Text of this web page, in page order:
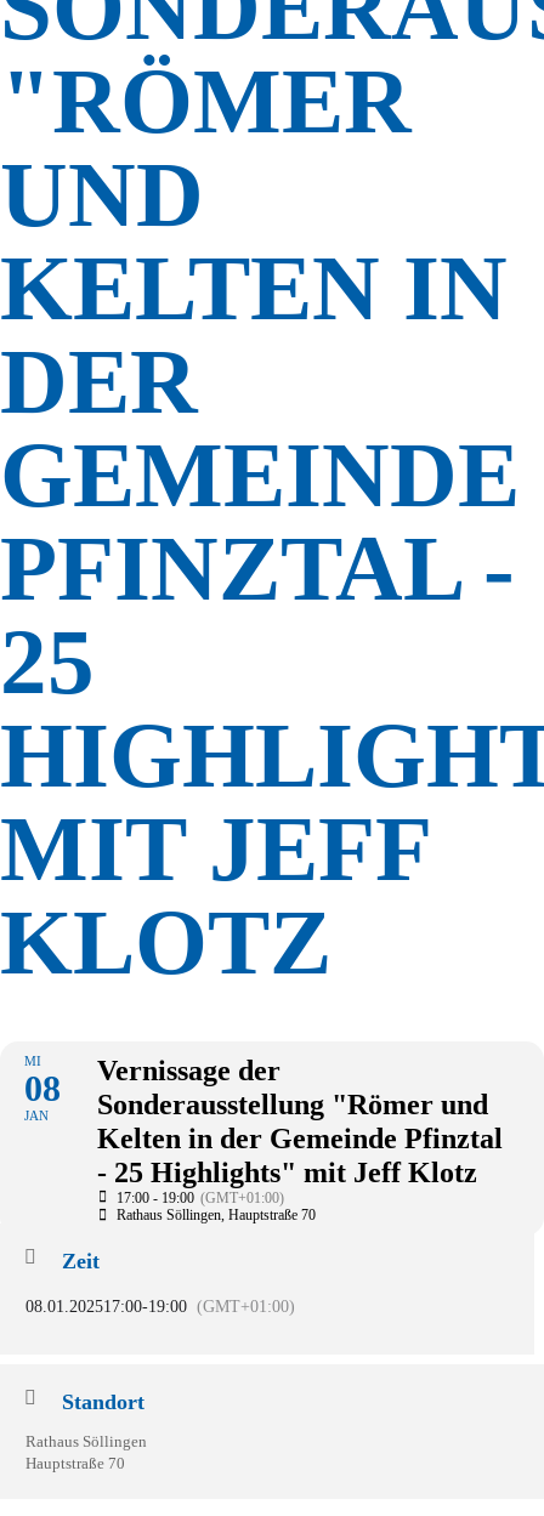
"RÖMER
UND
KELTEN IN
DER
GEMEINDE
PFINZTAL -
25
MIT JEFF
KLOTZ
MI
08
JAN
Vernissage der
Sonderausstellung "Römer und
Kelten in der Gemeinde Pfinztal
- 25 Highlights" mit Jeff Klotz
17:00 - 19:00 (GMT+01:00)
Rathaus Söllingen , Hauptstraße 70
Zeit
08.01.202517:00-19:00 (GMT+01:00)
Standort
Rathaus Söllingen
Hauptstraße 70